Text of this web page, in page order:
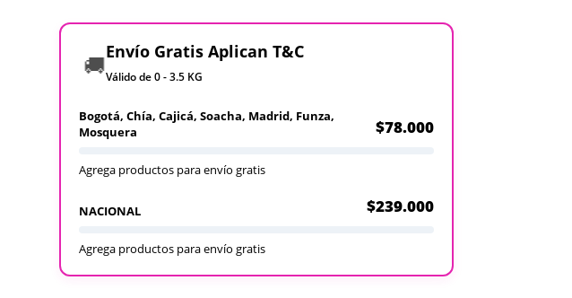
🚚 Envío Gratis Aplican T&C
Válido de 0 - 3.5 KG
Bogotá, Chía, Cajicá, Soacha, Madrid, Funza,
Mosquera
$78.000
Agrega productos para envío gratis
NACIONAL $239.000
Agrega productos para envío gratis